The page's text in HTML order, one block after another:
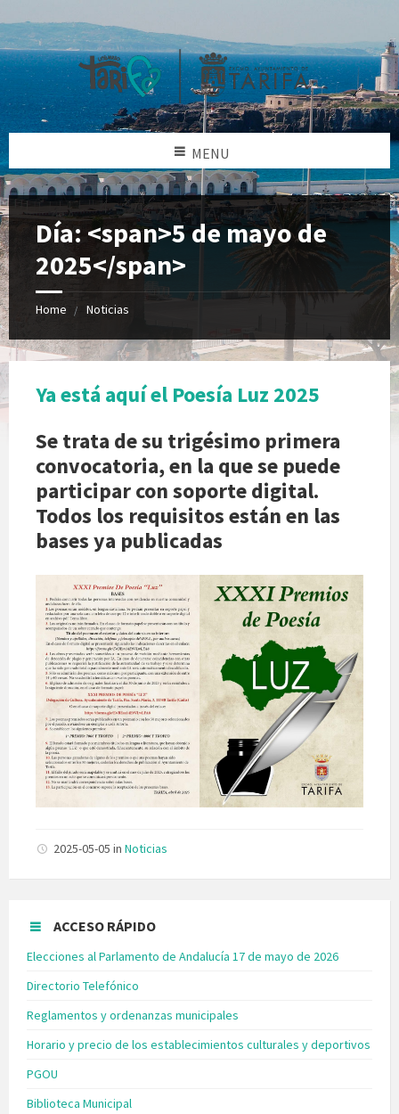
MENU
Día: <span>5 de mayo de
2025</span>
Home Noticias
Ya está aquí el Poesía Luz 2025
Se trata de su trigésimo primera
convocatoria, en la que se puede
participar con soporte digital.
Todos los requisitos están en las
bases ya publicadas
2025-05-05 in Noticias
ACCESO RÁPIDO
Elecciones al Parlamento de Andalucía 17 de mayo de 2026
Directorio Telefónico
Reglamentos y ordenanzas municipales
Horario y precio de los establecimientos culturales y deportivos
PGOU
Biblioteca Municipal